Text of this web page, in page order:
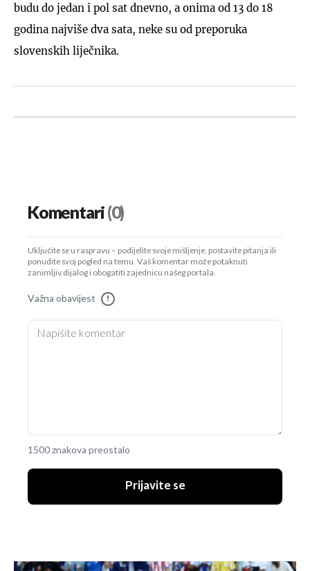
budu do jedan i pol sat dnevno, a onima od 13 do 18
godina najviše dva sata, neke su od preporuka
slovenskih liječnika.
Komentari(0)
Uključite se u raspravu – podijelite svoje mišljenje, postavite pitanja ili
ponudite svoj pogled na temu. Vaš komentar može potaknuti
zanimljiv dijalog i obogatiti zajednicu našeg portala.
Važna obavijest !
1500 znakova preostalo
Prijavite se